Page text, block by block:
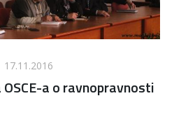
a o ravnopravnosti